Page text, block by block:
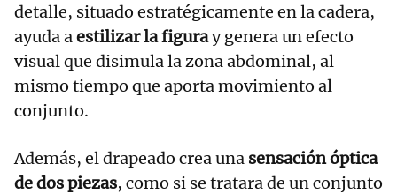
detalle, situado estratégicamente en la cadera,
ayuda aestilizar la figuray genera un efecto
visual que disimula la zona abdominal, al
mismo tiempo que aporta movimiento al
conjunto.
Además, el drapeado crea una sensación óptica
de dos piezas, como si se tratara de un conjunto